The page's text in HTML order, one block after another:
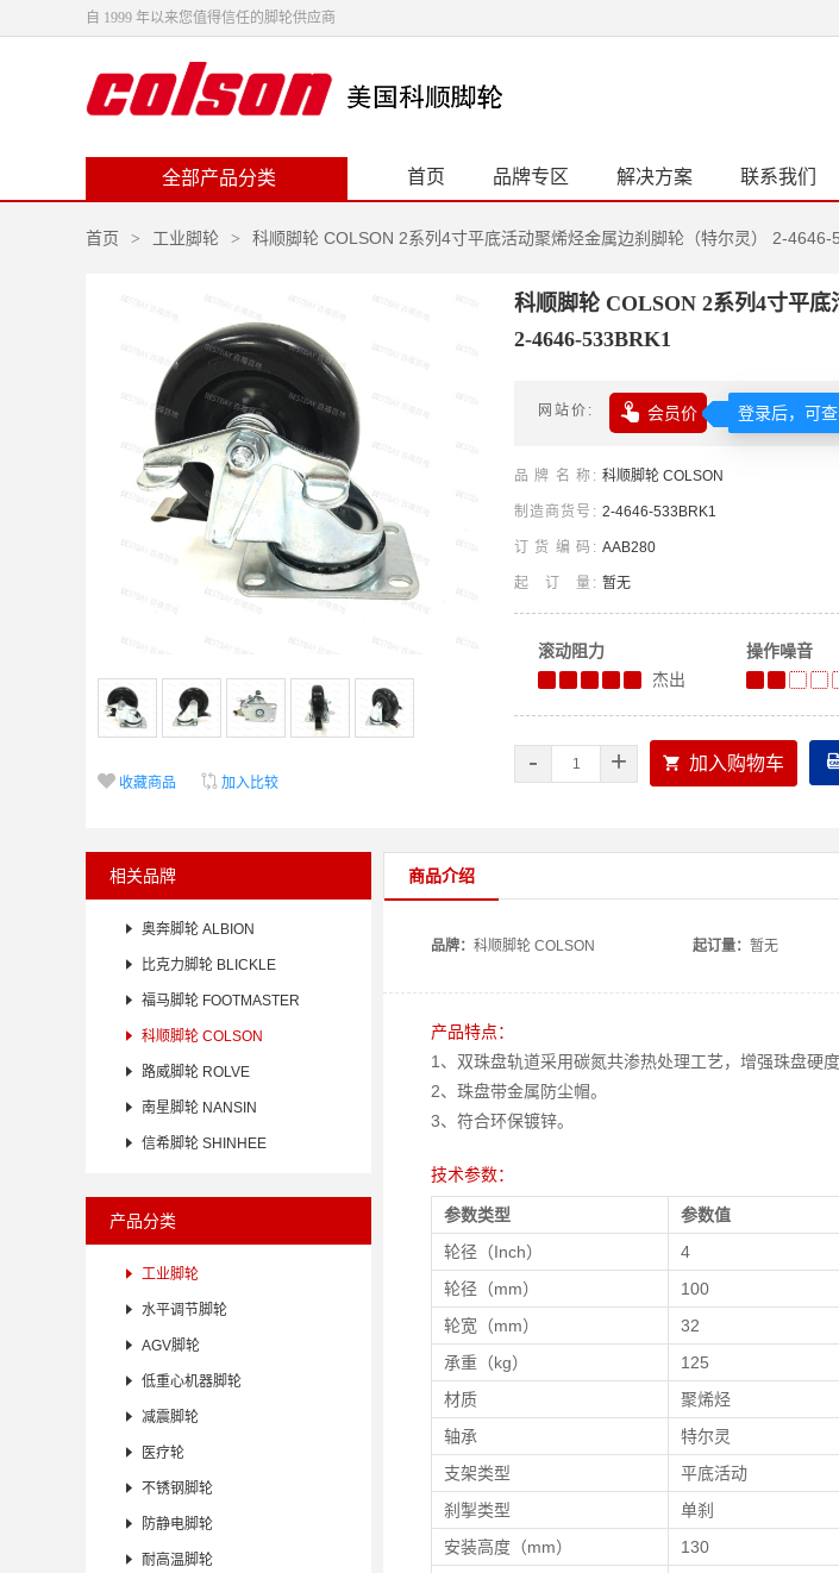
自 1999 年以来您值得信任的脚轮供应商
全部产品分类 首页 品牌专区 解决方案 联系我们
首页 > 工业脚轮 > 科顺脚轮 COLSON 2系列4寸平底活动聚烯烃金属边刹脚轮（特尔灵） 2-4646-
 收藏商品  加入比较
科顺脚轮 COLSON 2系列4寸平底
2-4646-533BRK1
网站价  会员价
品牌名称 科顺脚轮 COLSON
制造商货号 2-4646-533BRK1
订货编码 AAB280
起订量 暂无
滚动阻力
杰出
操作噪音
- +  加入购物车
相关品牌
 奥奔脚轮 ALBION
 比克力脚轮 BLICKLE
 福马脚轮 FOOTMASTER
 科顺脚轮 COLSON
 路威脚轮 ROLVE
 南星脚轮 NANSIN
 信希脚轮 SHINHEE
产品分类
 工业脚轮
 水平调节脚轮
 AGV脚轮
 低重心机器脚轮
 减震脚轮
 医疗轮
 不锈钢脚轮
 防静电脚轮
 耐高温脚轮
商品介绍
品牌： 科顺脚轮 COLSON 起订量： 暂无
产品特点：
1、双珠盘轨道采用碳氮共渗热处理工艺，增强珠盘硬
2、珠盘带金属防尘帽。
3、符合环保镀锌。
技术参数：
参数类型
参数值
轮径（Inch）
4
轮径（mm）
100
轮宽（mm）
32
承重（kg）
125
材质
聚烯烃
轴承
特尔灵
支架类型
平底活动
刹掣类型
单刹
安装高度（mm）
130
登录后，可